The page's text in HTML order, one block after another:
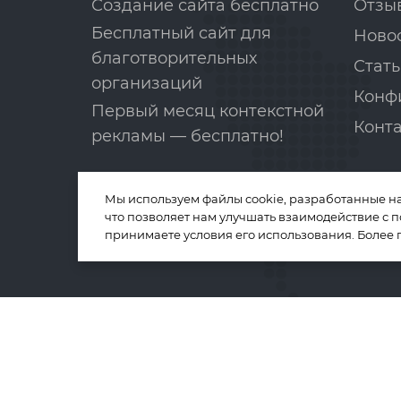
Создание сайта бесплатно
Бесплатный сайт для
благотворительных
организаций
Первый месяц контекстной
рекламы — бесплатно!
Мы используем файлы cookie, разработанные
что позволяет нам улучшать взаимодействие
принимаете условия его использования.